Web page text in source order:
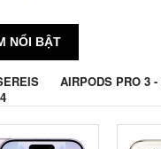
NỔI BẬT
AIRPODS PRO 3